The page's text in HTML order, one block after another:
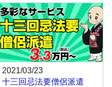
2021/03/23
十三回忌法要僧侶派遣